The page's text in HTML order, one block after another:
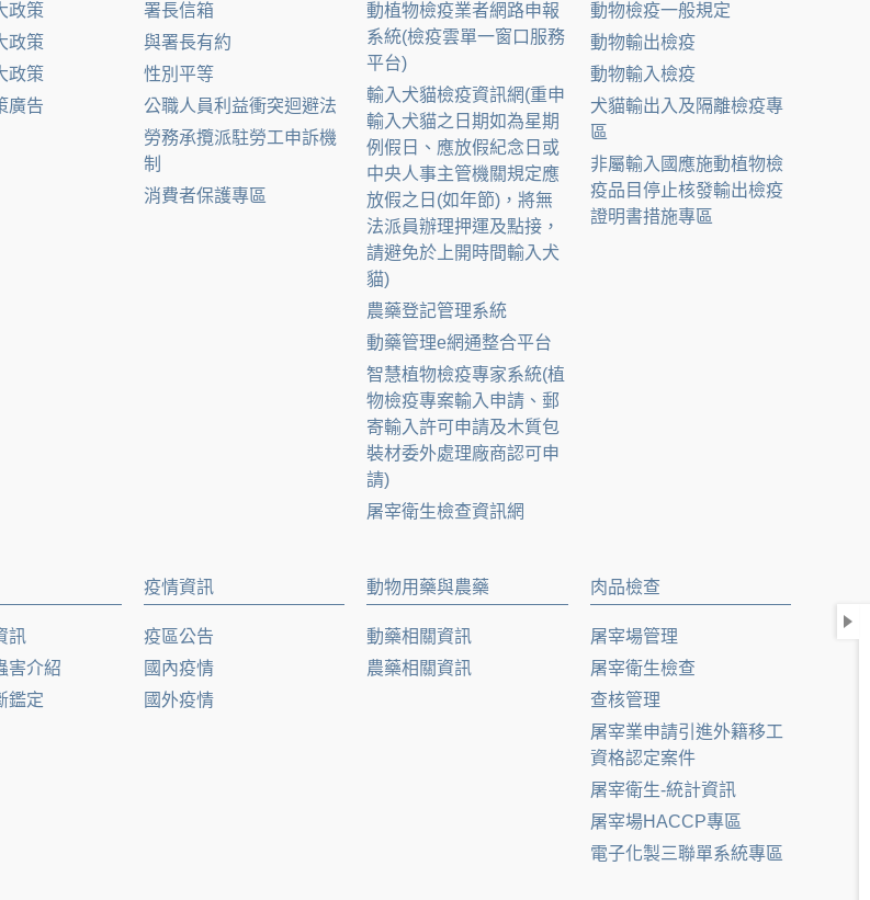
政策
政策
政策
廣告
署長信箱
與署長有約
性別平等
公職人員利益衝突迴避法
勞務承攬派駐勞工申訴機
制
消費者保護專區
動植物檢疫業者網路申報
系統(檢疫雲單一窗口服務
平台)
輸入犬貓檢疫資訊網(重申
輸入犬貓之日期如為星期
例假日、應放假紀念日或
中央人事主管機關規定應
放假之日(如年節)，將無
法派員辦理押運及點接，
請避免於上開時間輸入犬
貓)
農藥登記管理系統
動藥管理e網通整合平台
智慧植物檢疫專家系統(植
物檢疫專案輸入申請、郵
寄輸入許可申請及木質包
裝材委外處理廠商認可申
請)
屠宰衛生檢查資訊網
動物檢疫一般規定
動物輸出檢疫
動物輸入檢疫
犬貓輸出入及隔離檢疫專
區
非屬輸入國應施動植物檢
疫品目停止核發輸出檢疫
證明書措施專區
訊
害介紹
鑑定
疫情資訊
疫區公告
國內疫情
國外疫情
動物用藥與農藥
動藥相關資訊
農藥相關資訊
肉品檢查
屠宰場管理
屠宰衛生檢查
查核管理
屠宰業申請引進外籍移工
資格認定案件
屠宰衛生-統計資訊
屠宰場HACCP專區
電子化製三聯單系統專區